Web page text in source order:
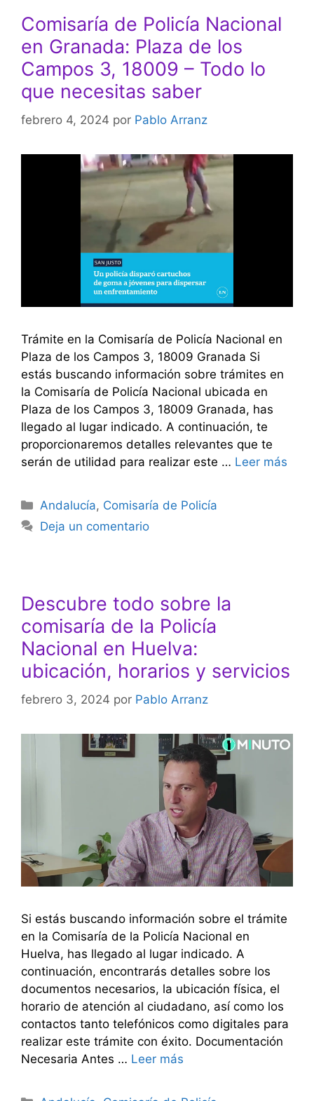
Comisaría de Policía Nacional
en Granada: Plaza de los
Campos 3, 18009 – Todo lo
que necesitas saber
febrero 4, 2024 por Pablo Arranz
Trámite en la Comisaría de Policía Nacional en
Plaza de los Campos 3, 18009 Granada Si
estás buscando información sobre trámites en
la Comisaría de Policía Nacional ubicada en
Plaza de los Campos 3, 18009 Granada, has
llegado al lugar indicado. A continuación, te
proporcionaremos detalles relevantes que te
serán de utilidad para realizar este … Leer más
Categorías
Andalucía, Comisaría de Policía
Deja un comentario
Descubre todo sobre la
comisaría de la Policía
Nacional en Huelva:
ubicación, horarios y servicios
febrero 3, 2024 por Pablo Arranz
Si estás buscando información sobre el trámite
en la Comisaría de la Policía Nacional en
Huelva, has llegado al lugar indicado. A
continuación, encontrarás detalles sobre los
documentos necesarios, la ubicación física, el
horario de atención al ciudadano, así como los
contactos tanto telefónicos como digitales para
realizar este trámite con éxito. Documentación
Necesaria Antes … Leer más